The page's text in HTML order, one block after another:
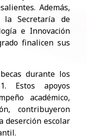
Además,
Secretaría de
e Innovación
finalicen sus
durante los
Estos apoyos
académico,
contribuyeron
deserción escolar